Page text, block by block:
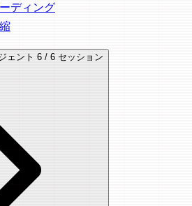
ディング
ェント 6 / 6 セッション